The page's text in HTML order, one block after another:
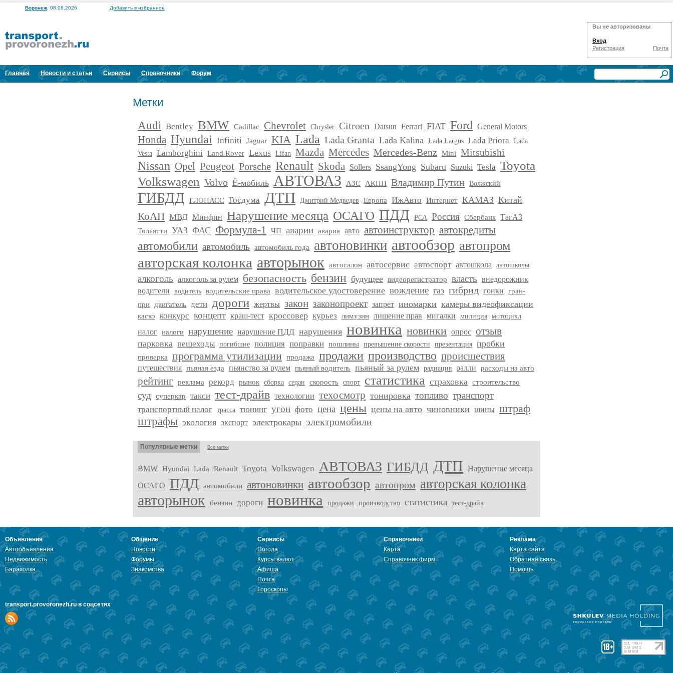
Воронеж , 08.08.2026 Добавить в избранное
Вы не авторизованы
Вход
Регистрация
Почта
Главная Новости и статьи Сервисы Справочники Форум
Метки
Audi Bentley BMW Cadillac Chevrolet Chrysler Citroen Datsun Ferrari FIAT Ford General Motors
Honda Hyundai Infiniti Jaguar KIA Lada Lada Granta Lada Kalina Lada Largus Lada Priora
Lada
Vesta Lamborghini Land Rover Lexus Lifan Mazda Mercedes Mercedes-Benz Mini Mitsubishi
Nissan Opel Peugeot Porsche Renault Skoda Sollers SsangYong Subaru Suzuki Tesla Toyota
Volkswagen Volvo Ё-мобиль АВТОВАЗ АЗС АКПП Владимир Путин Волжский
ГИБДД ГЛОНАСС Госдума ДТП Дмитрий Медведев Европа ИжАвто Интернет КАМАЗ Китай
КоАП МВД Минфин Нарушение месяца ОСАГО ПДД РСА Россия Сбербанк ТагАЗ
Тольятти УАЗ ФАС Формула-1 ЧП аварии авария авто автоинструктор автокредиты
автомобили автомобиль автомобиль года автоновинки автообзор автопром
авторская колонка авторынок автосалон автосервис автоспорт автошкола автошколы
алкоголь алкоголь за рулем безопасность бензин будущее видеорегистратор власть внедорожник
водители
водитель водительские права водительское удостоверение вождение газ гибрид гонки
гран-
при
двигатель дети дороги жертвы закон законопроект запрет иномарки камеры видеофиксации
каско конкурс концепт краш-тест кроссовер курьез лимузин лишение прав мигалки милиция мотоцикл
налог налоги нарушение нарушение ПДД нарушения новинка новинки опрос отзыв
парковка пешеходы погибшие полиция поправки пошлины превышение скорости презентация пробки
проверка программа утилизации продажа продажи производство происшествия
путешествия пьяная езда пьянство за рулем пьяный водитель пьяный за рулем радиация ралли расходы на авто
рейтинг реклама рекорд рынок сборка седан скорость спорт статистика страховка строительство
суд суперкар такси тест-драйв технологии техосмотр тонировка топливо транспорт
транспортный налог трасса тюнинг угон фото цена цены цены на авто чиновники шины штраф
штрафы экология экспорт электрокары электромобили
Популярные метки Все метки
BMW Hyundai Lada Renault Toyota Volkswagen АВТОВАЗ ГИБДД ДТП Нарушение месяца
ОСАГО
ПДД автомобили автоновинки автообзор автопром авторская колонка
авторынок бензин дороги новинка продажи производство статистика тест-драйв
Объявления
Автообъявления
Недвижимость
Барахолка
Общение
Новости
Форумы
Знакомства
Сервисы
Погода
Курсы валют
Афиша
Почта
Гороскопы
Справочники
Карта
Справочник фирм
Реклама
Карта сайта
Обратная связь
Помощь
transport.provoronezh.ru в соцсетях